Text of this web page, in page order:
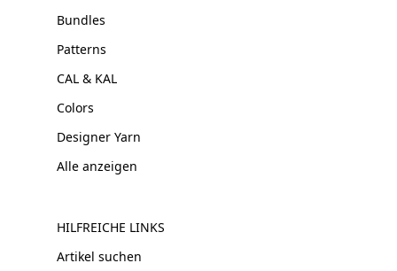
Bundles
Patterns
CAL & KAL
Colors
Designer Yarn
Alle anzeigen
HILFREICHE LINKS
Artikel suchen